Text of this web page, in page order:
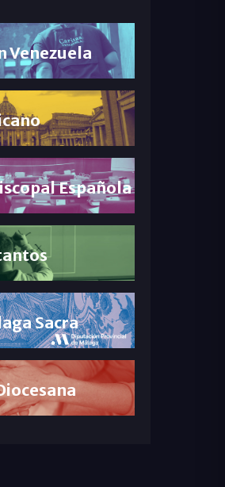
Venezuela
Española
Sacra